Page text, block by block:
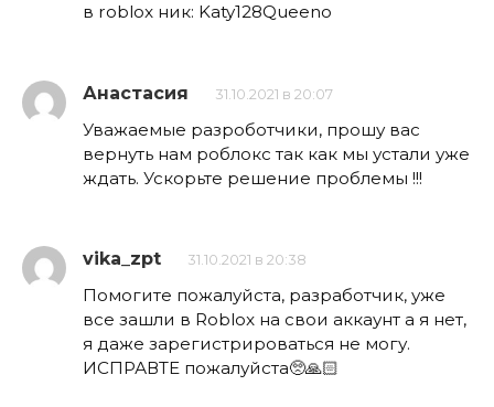
в roblox ник: Katy128Queeno
Анастасия 31.10.2021 в 20:07
Уважаемые разроботчики, прошу вас
вернуть нам роблокс так как мы устали уже
ждать. Ускорьте решение проблемы !!!
vika_zpt 31.10.2021 в 20:38
Помогите пожалуйста, разработчик, уже
все зашли в Roblox на свои аккаунт а я нет,
я даже зарегистрироваться не могу.
ИСПРАВТЕ пожалуйста🥺🙏🏻